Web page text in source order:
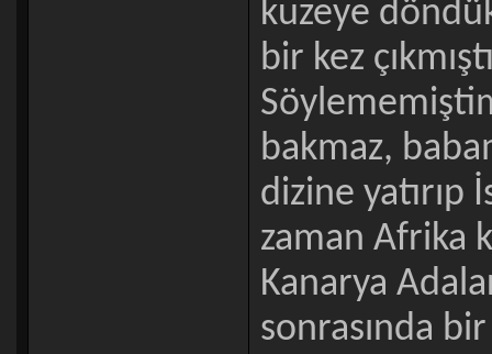
kuzeye
bir kez
bakmaz,
dizine yatırıp
zaman Afrika
Kanarya
sonrasında